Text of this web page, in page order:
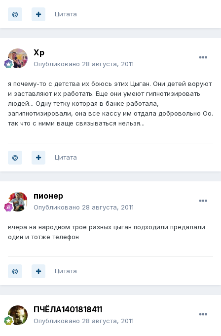
Цитата
Хр
Опубликовано 28 августа, 2011
я почему-то с детства их боюсь этих Цыган. Они детей воруют
и заставляют их работать. Еще они умеют гипнотизировать
людей... Одну тетку которая в банке работала,
загипнотизировали, она все кассу им отдала добровольно Оо.
так что с ними ваще связываться нельзя...
Цитата
пионер
Опубликовано 28 августа, 2011
вчера на народном трое разных цыган подходили предалали
один и тотже телефон
Цитата
ПЧЁЛА1401818411
Опубликовано 28 августа, 2011